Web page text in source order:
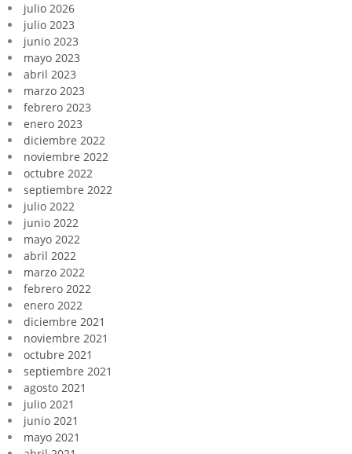
julio 2026
julio 2023
junio 2023
mayo 2023
abril 2023
marzo 2023
febrero 2023
enero 2023
diciembre 2022
noviembre 2022
octubre 2022
septiembre 2022
julio 2022
junio 2022
mayo 2022
abril 2022
marzo 2022
febrero 2022
enero 2022
diciembre 2021
noviembre 2021
octubre 2021
septiembre 2021
agosto 2021
julio 2021
junio 2021
mayo 2021